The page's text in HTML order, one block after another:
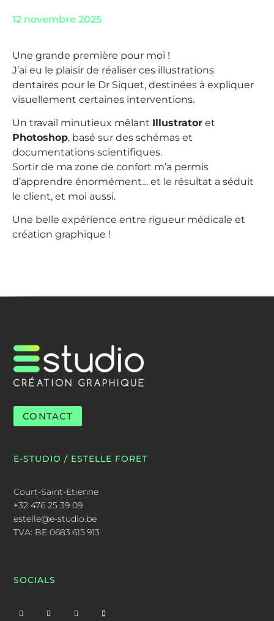
12 novembre 2025
Une grande première pour moi !
J’ai eu le plaisir de réaliser ces illustrations
dentaires pour le Dr Siquet, destinées à expliquer
visuellement certaines interventions.
Un travail minutieux mêlant Illustrator et
Photoshop, basé sur des schémas et
documentations scientifiques.
Sortir de ma zone de confort m’a permis
d’apprendre énormément… et le résultat a séduit
le client, et moi aussi.
Une belle expérience entre rigueur médicale et
création graphique !
CONTACT
E-STUDIO / ESTELLE FORET
Court-Saint-Etienne
+32 476 25 39 09
estelle@e-studio.be
TVA: BE 0683.615.913
SOCIALS